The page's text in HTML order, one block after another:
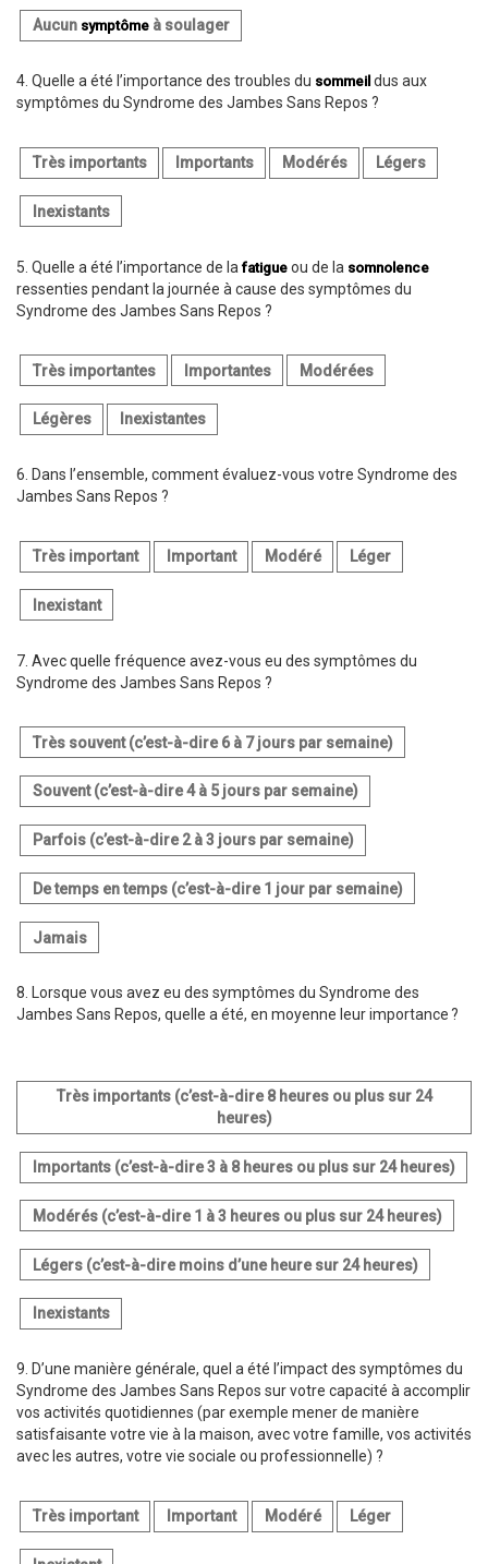
Aucun symptômeà soulager
4. Quelle a été l’importance des troubles du sommeil dus aux
symptômes du Syndrome des Jambes Sans Repos ?
Très importants Importants Modérés Légers
Inexistants
5. Quelle a été l’importance de la fatigue ou de la somnolence
ressenties pendant la journée à cause des symptômes du
Syndrome des Jambes Sans Repos ?
Très importantes Importantes Modérées
Légères Inexistantes
6. Dans l’ensemble, comment évaluez-vous votre Syndrome des
Jambes Sans Repos ?
Très important Important Modéré Léger
Inexistant
7. Avec quelle fréquence avez-vous eu des symptômes du
Syndrome des Jambes Sans Repos ?
Très souvent (c’est-à-dire 6 à 7 jours par semaine)
Souvent (c’est-à-dire 4 à 5 jours par semaine)
Parfois (c’est-à-dire 2 à 3 jours par semaine)
De temps en temps (c’est-à-dire 1 jour par semaine)
Jamais
8. Lorsque vous avez eu des symptômes du Syndrome des
Jambes Sans Repos, quelle a été, en moyenne leur importance ?
Très importants (c’est-à-dire 8 heures ou plus sur 24
heures)
Importants (c’est-à-dire 3 à 8 heures ou plus sur 24 heures)
Modérés (c’est-à-dire 1 à 3 heures ou plus sur 24 heures)
Légers (c’est-à-dire moins d’une heure sur 24 heures)
Inexistants
9. D’une manière générale, quel a été l’impact des symptômes du
Syndrome des Jambes Sans Repos sur votre capacité à accomplir
vos activités quotidiennes (par exemple mener de manière
satisfaisante votre vie à la maison, avec votre famille, vos activités
avec les autres, votre vie sociale ou professionnelle) ?
Très important Important Modéré Léger